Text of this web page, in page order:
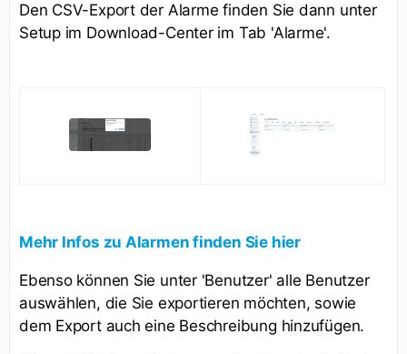
Den CSV-Export der Alarme finden Sie dann unter
Setup im Download-Center im Tab 'Alarme'.
Mehr Infos zu Alarmen finden Sie hier
Ebenso können Sie unter 'Benutzer' alle Benutzer
auswählen, die Sie exportieren möchten, sowie
dem Export auch eine Beschreibung hinzufügen.